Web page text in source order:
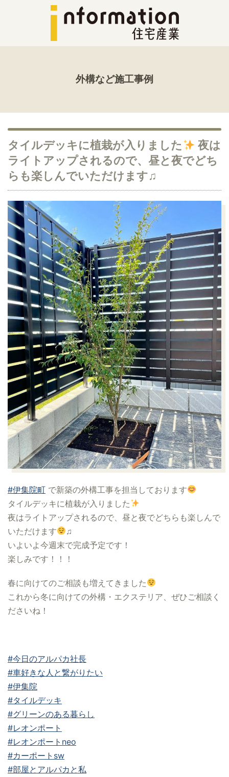
外構など施工事例
タイルデッキに植栽が入りました
夜は
ライトアップされるので、昼と夜でどち
らも楽しんでいただけます♫
#伊集院町 で新築の外構工事を担当しております
タイルデッキに植栽が入りました
夜はライトアップされるので、昼と夜でどちらも楽しんで
いただけます
♫
いよいよ今週末で完成予定です！
楽しみです！！！
春に向けてのご相談も増えてきました
これから冬に向けての外構・エクステリア、ぜひご相談く
ださいね！
#今日のアルパカ社長
#車好きな人と繋がりたい
#伊集院
#タイルデッキ
#グリーンのある暮らし
#レオンポート
#レオンポートneo
#カーポートsw
#部屋とアルパカと私